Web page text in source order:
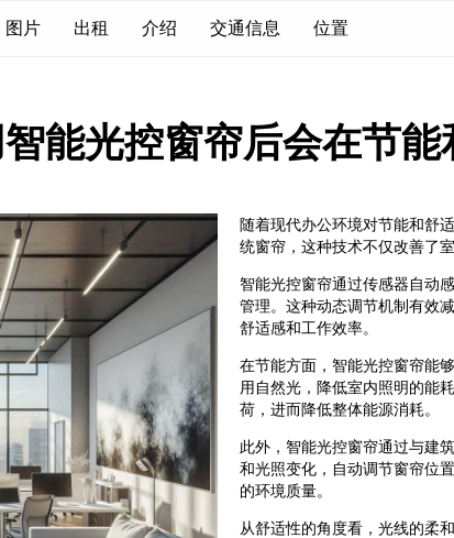
图片 出租 介绍 交通信息 位置
能光控窗帘后会在节
随着现代办公环境对节能和舒
统窗帘，这种技术不仅改善了
智能光控窗帘通过传感器自动
管理。这种动态调节机制有效
舒适感和工作效率。
在节能方面，智能光控窗帘能
用自然光，降低室内照明的能
荷，进而降低整体能源消耗。
此外，智能光控窗帘通过与建
和光照变化，自动调节窗帘位
的环境质量。
从舒适性的角度看，光线的柔